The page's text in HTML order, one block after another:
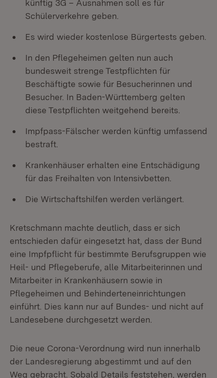
künftig 3G – Ausnahmen soll es für
Schülerverkehre geben.
Es wird wieder kostenlose Bürgertests geben.
In den Pflegeheimen gelten nun auch
bundesweit strenge Testpflichten für
Beschäftigte sowie für Besucherinnen und
Besucher. In Baden-Württemberg gelten
diese Testpflichten weitgehend bereits.
Impfpass-Fälscher werden künftig umfassend
bestraft.
Krankenhäuser erhalten eine Entschädigung
für das Freihalten von Intensivbetten.
Die Wirtschaftshilfen werden verlängert.
Kretschmann machte deutlich, dass er sich
entschieden dafür eingesetzt hat, dass der Bund
eine Impfpflicht für bestimmte Berufsgruppen wie
Heil- und Pflegeberufe, alle Mitarbeiterinnen und
Mitarbeiter in Krankenhäusern sowie in
Pflegeheimen und Behinderteneinrichtungen
einführt. Dies kann nur auf Bundes- und nicht auf
Landesebene durchgesetzt werden.
Die neue Corona-Verordnung wird nun innerhalb
der Landesregierung abgestimmt und auf den
Weg gebracht. Sobald Details feststehen, werden